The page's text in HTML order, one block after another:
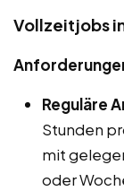
Vollzeitjobs
Reguläre
Stunden
mit
oder